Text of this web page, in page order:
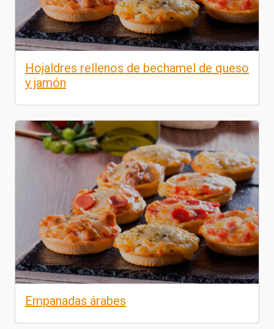
Hojaldres rellenos de bechamel de queso
y jamón
Empanadas árabes